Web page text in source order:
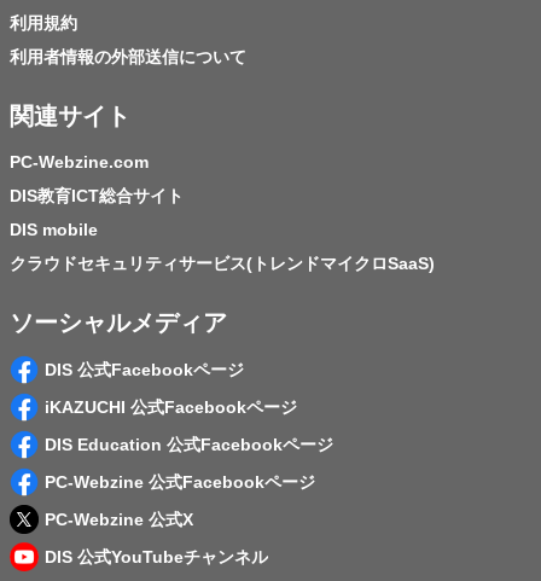
利用規約
利用者情報の外部送信について
関連サイト
PC-Webzine.com
DIS教育ICT総合サイト
DIS mobile
クラウドセキュリティサービス(トレンドマイクロSaaS)
ソーシャルメディア
DIS 公式Facebookページ
iKAZUCHI 公式Facebookページ
DIS Education 公式Facebookページ
PC-Webzine 公式Facebookページ
PC-Webzine 公式X
DIS 公式YouTubeチャンネル